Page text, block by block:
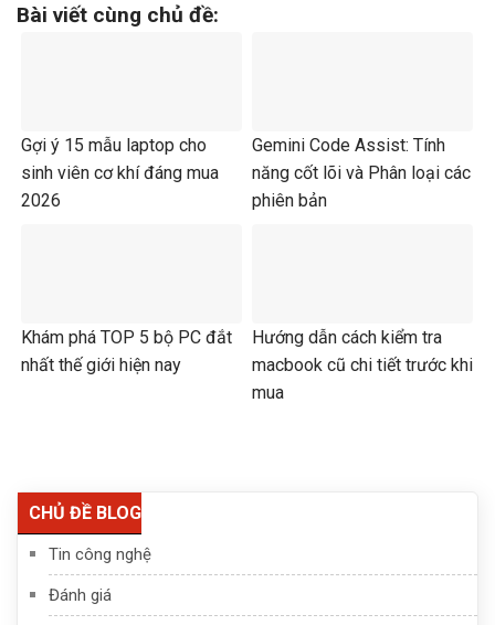
CHỦ ĐỀ BLOG
Tin công nghệ
Đánh giá
Bài viết cùng chủ đề:
Gợi ý 15 mẫu laptop cho
sinh viên cơ khí đáng mua
2026
Gemini Code Assist: Tính
năng cốt lõi và Phân loại các
phiên bản
Khám phá TOP 5 bộ PC đắt
nhất thế giới hiện nay
Hướng dẫn cách kiểm tra
macbook cũ chi tiết trước khi
mua